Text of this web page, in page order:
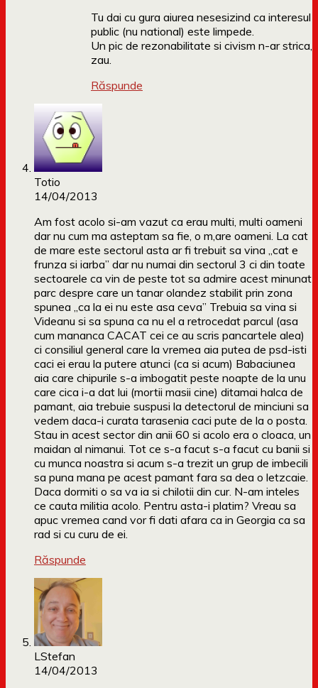
Tu dai cu gura aiurea nesesizind ca interesul
public (nu national) este limpede.
Un pic de rezonabilitate si civism n-ar strica,
zau.
Răspunde
Totio
14/04/2013
Am fost acolo si-am vazut ca erau multi, multi oameni
dar nu cum ma asteptam sa fie, o m,are oameni. La cat
de mare este sectorul asta ar fi trebuit sa vina „cat e
frunza si iarba” dar nu numai din sectorul 3 ci din toate
sectoarele ca vin de peste tot sa admire acest minunat
parc despre care un tanar olandez stabilit prin zona
spunea „ca la ei nu este asa ceva” Trebuia sa vina si
Videanu si sa spuna ca nu el a retrocedat parcul (asa
cum mananca CACAT cei ce au scris pancartele alea)
ci consiliul general care la vremea aia putea de psd-isti
caci ei erau la putere atunci (ca si acum) Babaciunea
aia care chipurile s-a imbogatit peste noapte de la unu
care cica i-a dat lui (mortii masii cine) ditamai halca de
pamant, aia trebuie suspusi la detectorul de minciuni sa
vedem daca-i curata tarasenia caci pute de la o posta.
Stau in acest sector din anii 60 si acolo era o cloaca, un
maidan al nimanui. Tot ce s-a facut s-a facut cu banii si
cu munca noastra si acum s-a trezit un grup de imbecili
sa puna mana pe acest pamant fara sa dea o letzcaie.
Daca dormiti o sa va ia si chilotii din cur. N-am inteles
ce cauta militia acolo. Pentru asta-i platim? Vreau sa
apuc vremea cand vor fi dati afara ca in Georgia ca sa
rad si cu curu de ei.
Răspunde
LStefan
14/04/2013